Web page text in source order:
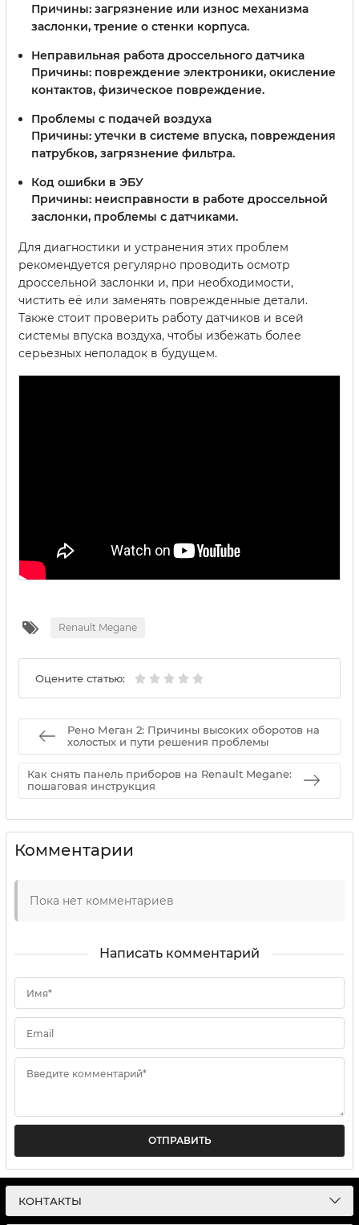
Причины: загрязнение или износ механизма
заслонки, трение о стенки корпуса.
Неправильная работа дроссельного датчика
Причины: повреждение электроники, окисление
контактов, физическое повреждение.
Проблемы с подачей воздуха
Причины: утечки в системе впуска, повреждения
патрубков, загрязнение фильтра.
Код ошибки в ЭБУ
Причины: неисправности в работе дроссельной
заслонки, проблемы с датчиками.
Для диагностики и устранения этих проблем
рекомендуется регулярно проводить осмотр
дроссельной заслонки и, при необходимости,
чистить её или заменять поврежденные детали.
Также стоит проверить работу датчиков и всей
системы впуска воздуха, чтобы избежать более
серьезных неполадок в будущем.
Renault Megane
Оцените статью:
Рено Меган 2: Причины высоких оборотов на
холостых и пути решения проблемы
Как снять панель приборов на Renault Megane:
пошаговая инструкция
Комментарии
Пока нет комментариев
Написать комментарий
Имя*
Email
Введите комментарий*
ОТПРАВИТЬ
КОНТАКТЫ